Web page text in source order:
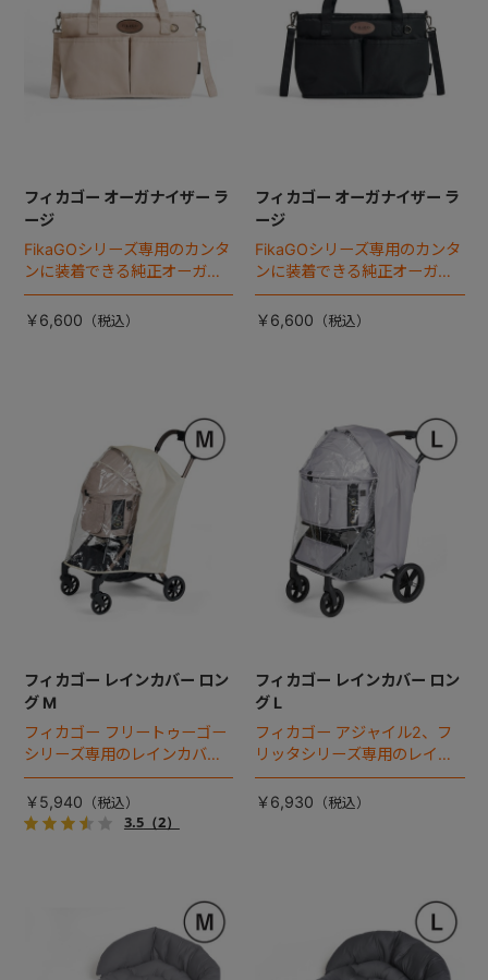
フィカゴー オーガナイザー ラ
ージ
FikaGOシリーズ専用のカンタ
ンに装着できる純正オーガナ
イザー。
￥6,600
フィカゴー オーガナイザー ラ
ージ
FikaGOシリーズ専用のカンタ
ンに装着できる純正オーガナ
イザー。
￥6,600
フィカゴー レインカバー ロン
グ M
フィカゴー フリートゥーゴー
シリーズ専用のレインカバ
ー。雨の日のお出かけも安
心。
￥5,940
3.5（2）
フィカゴー レインカバー ロン
グ L
フィカゴー アジャイル2、フ
リッタシリーズ専用のレイン
カバー。雨の日のお出かけも
安心。
￥6,930